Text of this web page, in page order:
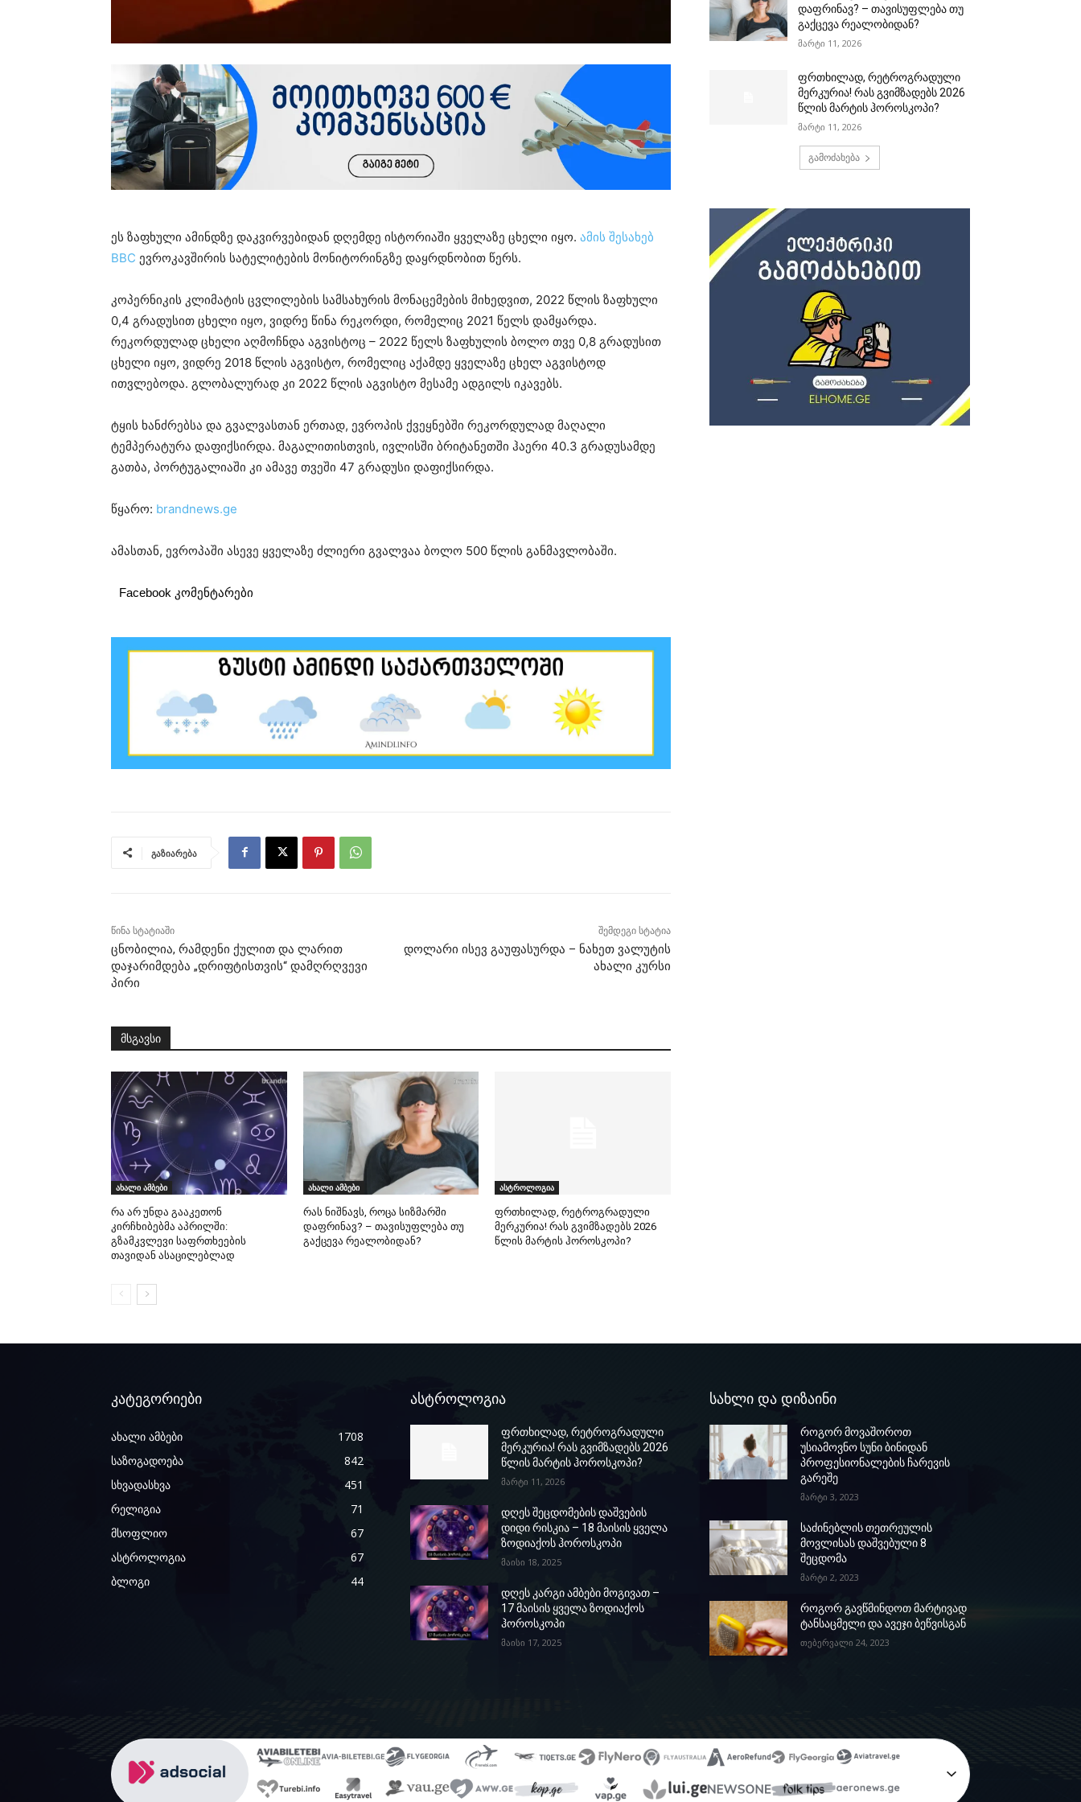
ეს ზაფხული ამინდზე დაკვირვებიდან დღემდე ისტორიაში ყველაზე ცხელი იყო. ამის შესახებ
BBC ევროკავშირის სატელიტების მონიტორინგზე დაყრდნობით წერს.
კოპერნიკის კლიმატის ცვლილების სამსახურის მონაცემების მიხედვით, 2022 წლის ზაფხული
0,4 გრადუსით ცხელი იყო, ვიდრე წინა რეკორდი, რომელიც 2021 წელს დამყარდა.
რეკორდულად ცხელი აღმოჩნდა აგვისტოც – 2022 წელს ზაფხულის ბოლო თვე 0,8 გრადუსით
ცხელი იყო, ვიდრე 2018 წლის აგვისტო, რომელიც აქამდე ყველაზე ცხელ აგვისტოდ
ითვლებოდა. გლობალურად კი 2022 წლის აგვისტო მესამე ადგილს იკავებს.
ტყის ხანძრებსა და გვალვასთან ერთად, ევროპის ქვეყნებში რეკორდულად მაღალი
ტემპერატურა დაფიქსირდა. მაგალითისთვის, ივლისში ბრიტანეთში ჰაერი 40.3 გრადუსამდე
გათბა, პორტუგალიაში კი ამავე თვეში 47 გრადუსი დაფიქსირდა.
წყარო: brandnews.ge
ამასთან, ევროპაში ასევე ყველაზე ძლიერი გვალვაა ბოლო 500 წლის განმავლობაში.
Facebook კომენტარები
გაზიარება
წინა სტატიაში
ცნობილია, რამდენი ქულით და ლარით
დაჯარიმდება „დრიფტისთვის“ დამღრღვევი
პირი
შემდეგი სტატია
დოლარი ისევ გაუფასურდა – ნახეთ ვალუტის
ახალი კურსი
მსგავსი
ახალი ამბები
რა არ უნდა გააკეთონ
კირჩხიბებმა აპრილში:
გზამკვლევი საფრთხეების
თავიდან ასაცილებლად
ახალი ამბები
რას ნიშნავს, როცა სიზმარში
დაფრინავ? – თავისუფლება თუ
გაქცევა რეალობიდან?
ასტროლოგია
ფრთხილად, რეტროგრადული
მერკურია! რას გვიმზადებს 2026
წლის მარტის ჰოროსკოპი?
დაფრინავ? – თავისუფლება თუ
გაქცევა რეალობიდან?
მარტი 11, 2026
ფრთხილად, რეტროგრადული
მერკურია! რას გვიმზადებს 2026
წლის მარტის ჰოროსკოპი?
მარტი 11, 2026
გამოძახება
კატეგორიები
ახალი ამბები
1708
საზოგადოება
842
სხვადასხვა
451
რელიგია
71
მსოფლიო
67
ასტროლოგია
67
ბლოგი
44
ასტროლოგია
ფრთხილად, რეტროგრადული
მერკურია! რას გვიმზადებს 2026
წლის მარტის ჰოროსკოპი?
მარტი 11, 2026
დღეს შეცდომების დაშვების
დიდი რისკია – 18 მაისის ყველა
ზოდიაქოს ჰოროსკოპი
მაისი 18, 2025
დღეს კარგი ამბები მოგივათ –
17 მაისის ყველა ზოდიაქოს
ჰოროსკოპი
მაისი 17, 2025
სახლი და დიზაინი
როგორ მოვაშოროთ
უსიამოვნო სუნი ბინიდან
პროფესიონალების ჩარევის
გარეშე
მარტი 3, 2023
საძინებლის თეთრეულის
მოვლისას დაშვებული 8
შეცდომა
მარტი 2, 2023
როგორ გავწმინდოთ მარტივად
ტანსაცმელი და ავეჯი ბეწვისგან
თებერვალი 24, 2023